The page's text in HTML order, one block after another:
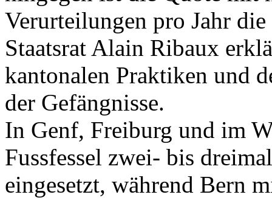
Verurteilungen pro Jahr
Staatsrat Alain Ribaux
kantonalen Praktiken und
der Gefängnisse.
In Genf, Freiburg und im
Fussfessel zwei- bis
eingesetzt, während Bern